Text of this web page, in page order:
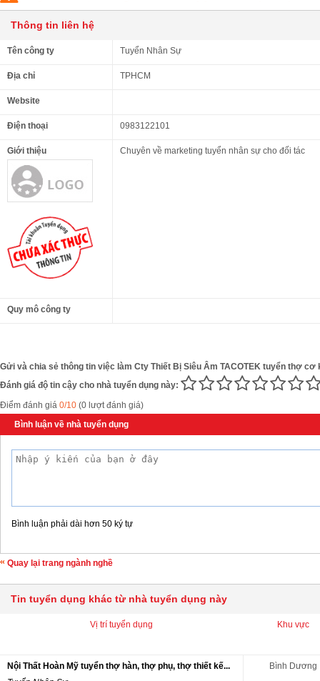
Thông tin liên hệ
Tên công ty Tuyển Nhân Sự
Địa chỉ TPHCM
Website
Điện thoại 0983122101
Giới thiệu Chuyên về marketing tuyển nhân sự cho đối tác
Quy mô công ty
Gửi và chia sẻ thông tin việc làm Cty Thiết Bị Siêu Âm TACOTEK tuyển thợ
Đánh giá độ tin cậy cho nhà tuyển dụng này:
Điểm đánh giá 0/10 (0 lượt đánh giá)
Bình luận về nhà tuyển dụng
Bình luận phải dài hơn 50 ký tự
Quay lại trang ngành nghề
Tin tuyển dụng khác từ nhà tuyển dụng này
Vị trí tuyển dụng Khu vực
Nội Thất Hoàn Mỹ tuyển thợ hàn, thợ phụ, thợ thiết kế...
Bình Dương